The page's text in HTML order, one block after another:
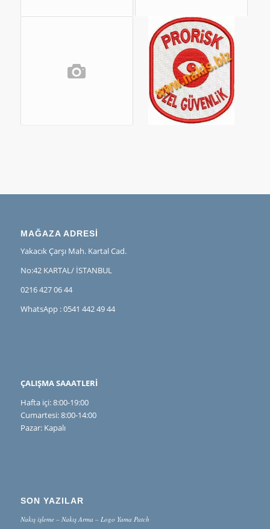
MAĞAZA ADRESİ
Yakacık Çarşı Mah. Kartal Cad.
No:42 KARTAL/ İSTANBUL
0216 427 06 44
WhatsApp : 0541 442 49 44
ÇALIŞMA SAAATLERİ
Hafta içi: 8:00-19:00
Cumartesi: 8:00-14:00
Pazar: Kapalı
SON YAZILAR
Nakış işleme – Nakış Arma – Logo Yama Patch